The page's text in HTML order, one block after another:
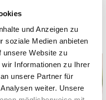
und Anzeigen zu
soziale Medien anbieten
unsere Website zu
Informationen zu Ihrer
unsere Partner für
weiter. Unsere
fest!